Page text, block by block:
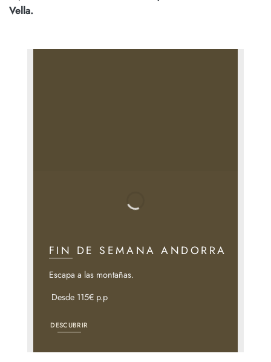
Vella.
FIN DE SEMANA ANDORRA
Escapa a las montañas.
Desde 115€ p.p
DESCUBRIR